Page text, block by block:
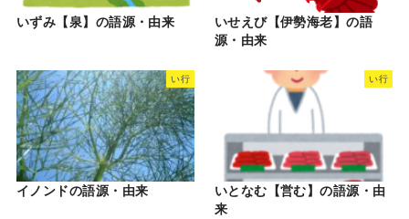
いずみ【泉】の語源・由来
いせえび【伊勢海老】の語
源・由来
い行
イノンドの語源・由来
い行
いとなむ【営む】の語源・由
来